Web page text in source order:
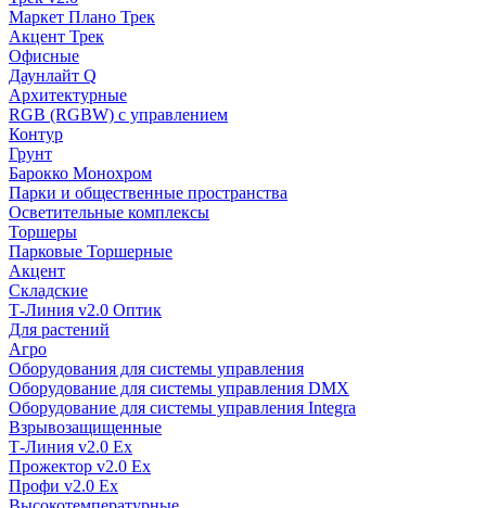
Маркет Плано Трек
Акцент Трек
Офисные
Даунлайт Q
Архитектурные
RGB (RGBW) с управлением
Контур
Грунт
Барокко Монохром
Парки и общественные пространства
Осветительные комплексы
Торшеры
Парковые Торшерные
Акцент
Складские
Т-Линия v2.0 Оптик
Для растений
Агро
Оборудования для системы управления
Оборудование для системы управления DMX
Оборудование для системы управления Integra
Взрывозащищенные
Т-Линия v2.0 Ex
Прожектор v2.0 Ex
Профи v2.0 Ex